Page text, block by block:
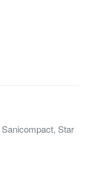
Sanicompact, Star